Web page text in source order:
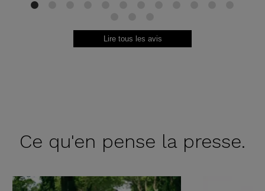
1
Lire tous les avis
Ce qu'en pense la presse.